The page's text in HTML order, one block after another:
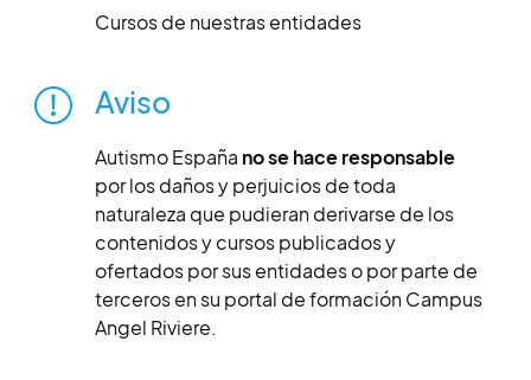
Cursos de nuestras entidades
Aviso
Autismo España no se hace responsable
por los daños y perjuicios de toda
naturaleza que pudieran derivarse de los
contenidos y cursos publicados y
ofertados por sus entidades o por parte de
terceros en su portal de formación Campus
Angel Riviere.